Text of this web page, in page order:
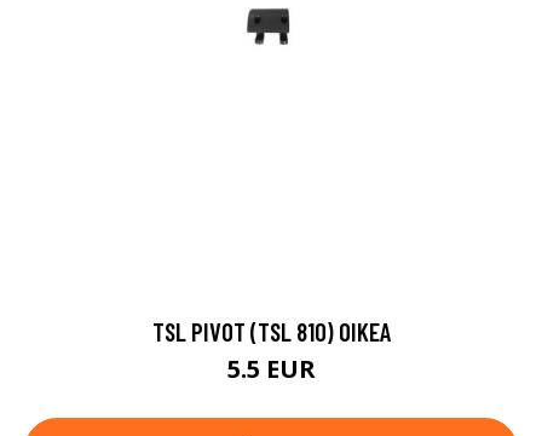
TSL PIVOT (TSL 810) OIKEA
5.5 EUR